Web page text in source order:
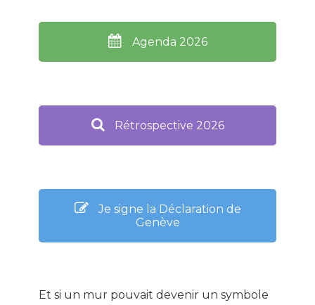
Agenda 2026
Rétrospective 2026
Je signe la Déclaration de
Genève
Et si un mur pouvait devenir un symbole